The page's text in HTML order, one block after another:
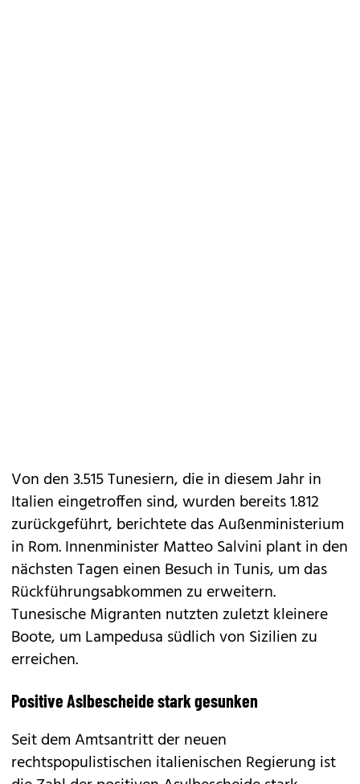
Von den 3.515 Tunesiern, die in diesem Jahr in
Italien eingetroffen sind, wurden bereits 1.812
zurückgeführt, berichtete das Außenministerium
in Rom. Innenminister Matteo Salvini plant in den
nächsten Tagen einen Besuch in Tunis, um das
Rückführungsabkommen zu erweitern.
Tunesische Migranten nutzten zuletzt kleinere
Boote, um Lampedusa südlich von Sizilien zu
erreichen.
Positive Aslbescheide stark gesunken
Seit dem Amtsantritt der neuen
rechtspopulistischen italienischen Regierung ist